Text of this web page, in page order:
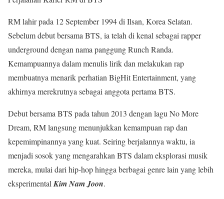
RM lahir pada 12 September 1994 di Ilsan, Korea Selatan.
Sebelum debut bersama BTS, ia telah di kenal sebagai rapper
underground dengan nama panggung Runch Randa.
Kemampuannya dalam menulis lirik dan melakukan rap
membuatnya menarik perhatian BigHit Entertainment, yang
akhirnya merekrutnya sebagai anggota pertama BTS.
Debut bersama BTS pada tahun 2013 dengan lagu No More
Dream, RM langsung menunjukkan kemampuan rap dan
kepemimpinannya yang kuat. Seiring berjalannya waktu, ia
menjadi sosok yang mengarahkan BTS dalam eksplorasi musik
mereka, mulai dari hip-hop hingga berbagai genre lain yang lebih
eksperimentalKim Nam Joon.